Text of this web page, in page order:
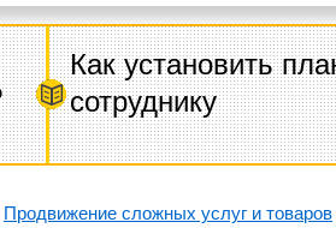
Как установить
сотруднику
Продвижение сложных услуг и товаров